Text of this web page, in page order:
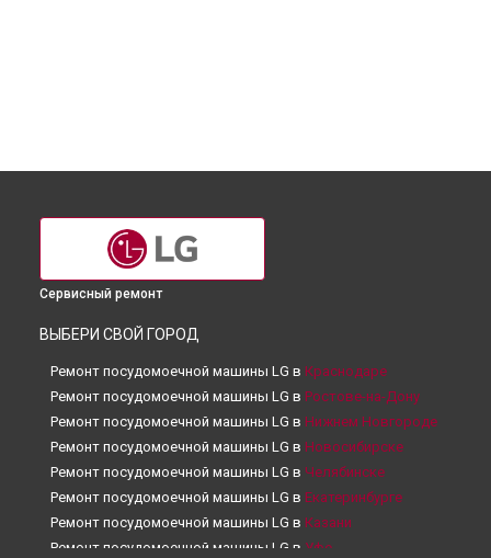
Сервисный ремонт
ВЫБЕРИ СВОЙ ГОРОД
Ремонт посудомоечной машины LG в Краснодаре
Ремонт посудомоечной машины LG в Ростове-на-Дону
Ремонт посудомоечной машины LG в Нижнем Новгороде
Ремонт посудомоечной машины LG в Новосибирске
Ремонт посудомоечной машины LG в Челябинске
Ремонт посудомоечной машины LG в Екатеринбурге
Ремонт посудомоечной машины LG в Казани
Ремонт посудомоечной машины LG в Уфе